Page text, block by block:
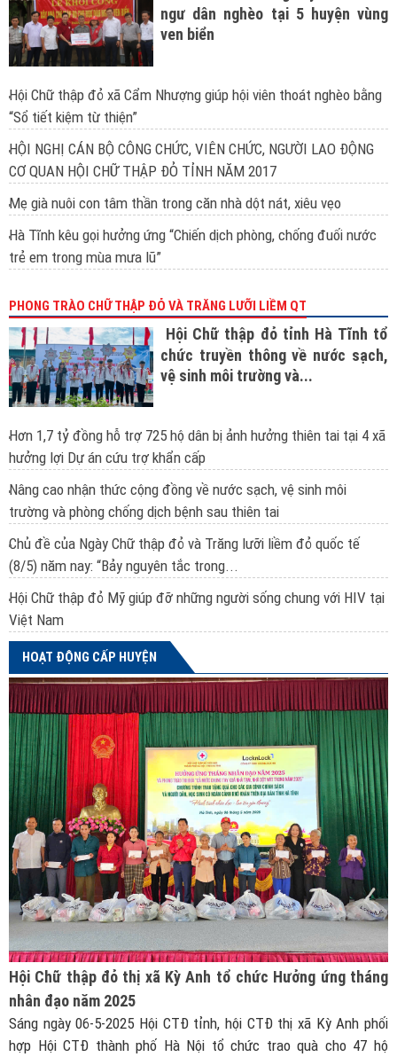
ngư dân nghèo tại 5 huyện vùng
ven biển
Hội Chữ thập đỏ xã Cẩm Nhượng giúp hội viên thoát nghèo bằng
“Sổ tiết kiệm từ thiện”
HỘI NGHỊ CÁN BỘ CÔNG CHỨC, VIÊN CHỨC, NGƯỜI LAO ĐỘNG
CƠ QUAN HỘI CHỮ THẬP ĐỎ TỈNH NĂM 2017
Mẹ già nuôi con tâm thần trong căn nhà dột nát, xiêu vẹo
Hà Tĩnh kêu gọi hưởng ứng “Chiến dịch phòng, chống đuối nước
trẻ em trong mùa mưa lũ”
PHONG TRÀO CHỮ THẬP ĐỎ VÀ TRĂNG LƯỠI LIỀM QT
Hội Chữ thập đỏ tỉnh Hà Tĩnh tổ
chức truyền thông về nước sạch,
vệ sinh môi trường và...
Hơn 1,7 tỷ đồng hỗ trợ 725 hộ dân bị ảnh hưởng thiên tai tại 4 xã
hưởng lợi Dự án cứu trợ khẩn cấp
Nâng cao nhận thức cộng đồng về nước sạch, vệ sinh môi
trường và phòng chống dịch bệnh sau thiên tai
Chủ đề của Ngày Chữ thập đỏ và Trăng lưỡi liềm đỏ quốc tế
(8/5) năm nay: “Bảy nguyên tắc trong...
Hội Chữ thập đỏ Mỹ giúp đỡ những người sống chung với HIV tại
Việt Nam
HOẠT ĐỘNG CẤP HUYỆN
Hội Chữ thập đỏ thị xã Kỳ Anh tổ chức Hưởng ứng tháng
nhân đạo năm 2025
Sáng ngày 06-5-2025 Hội CTĐ tỉnh, hội CTĐ thị xã Kỳ Anh phối
hợp Hội CTĐ thành phố Hà Nội tổ chức trao quà cho 47 hộ